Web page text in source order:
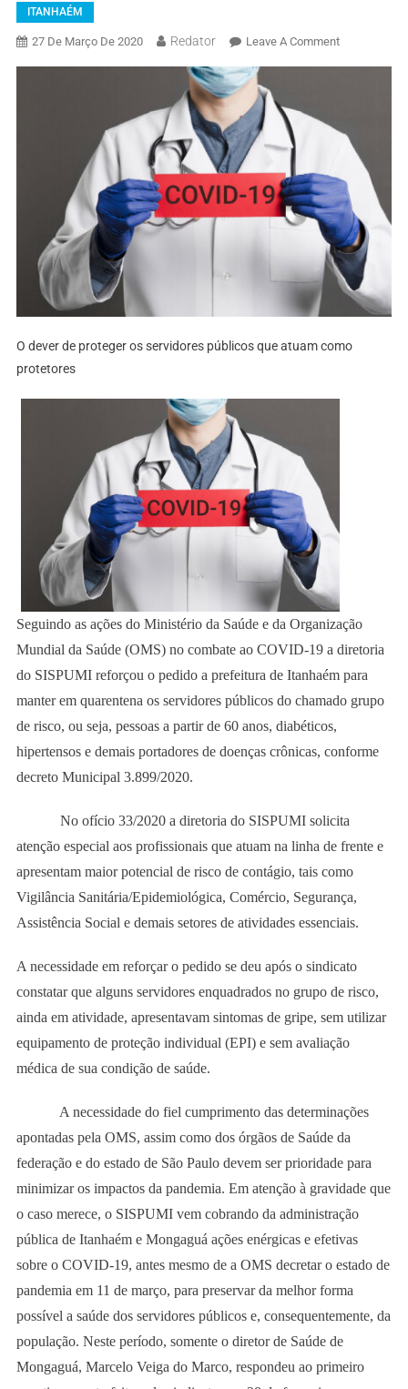
ITANHAÉM
27 De Março De 2020 Redator Leave A Comment
O dever de proteger os servidores públicos que atuam como
protetores
Seguindo as ações do Ministério da Saúde e da Organização
Mundial da Saúde (OMS) no combate ao COVID-19 a diretoria
do SISPUMI reforçou o pedido a prefeitura de Itanhaém para
manter em quarentena os servidores públicos do chamado grupo
de risco, ou seja, pessoas a partir de 60 anos, diabéticos,
hipertensos e demais portadores de doenças crônicas, conforme
decreto Municipal 3.899/2020.
No ofício 33/2020 a diretoria do SISPUMI solicita
atenção especial aos profissionais que atuam na linha de frente e
apresentam maior potencial de risco de contágio, tais como
Vigilância Sanitária/Epidemiológica, Comércio, Segurança,
Assistência Social e demais setores de atividades essenciais.
A necessidade em reforçar o pedido se deu após o sindicato
constatar que alguns servidores enquadrados no grupo de risco,
ainda em atividade, apresentavam sintomas de gripe, sem utilizar
equipamento de proteção individual (EPI) e sem avaliação
médica de sua condição de saúde.
A necessidade do fiel cumprimento das determinações
apontadas pela OMS, assim como dos órgãos de Saúde da
federação e do estado de São Paulo devem ser prioridade para
minimizar os impactos da pandemia. Em atenção à gravidade que
o caso merece, o SISPUMI vem cobrando da administração
pública de Itanhaém e Mongaguá ações enérgicas e efetivas
sobre o COVID-19, antes mesmo de a OMS decretar o estado de
pandemia em 11 de março, para preservar da melhor forma
possível a saúde dos servidores públicos e, consequentemente, da
população. Neste período, somente o diretor de Saúde de
Mongaguá, Marcelo Veiga do Marco, respondeu ao primeiro